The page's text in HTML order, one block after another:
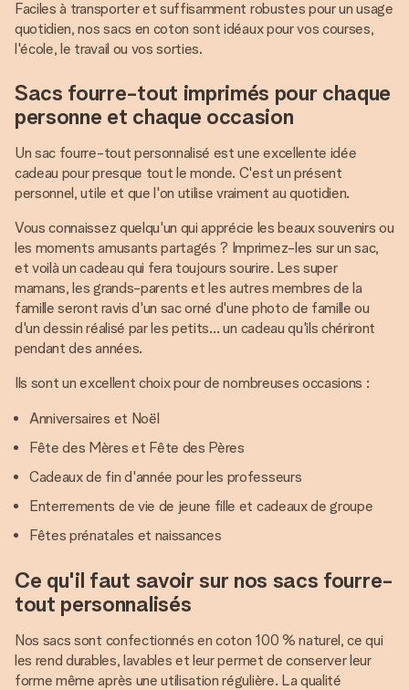
Faciles à transporter et suffisamment robustes pour un usage
quotidien, nos sacs en coton sont idéaux pour vos courses,
l'école, le travail ou vos sorties.
Sacs fourre-tout imprimés pour chaque
personne et chaque occasion
Un sac fourre-tout personnalisé est une excellente idée
cadeau pour presque tout le monde. C'est un présent
personnel, utile et que l'on utilise vraiment au quotidien.
Vous connaissez quelqu'un qui apprécie les beaux souvenirs ou
les moments amusants partagés ? Imprimez-les sur un sac,
et voilà un cadeau qui fera toujours sourire. Les super
mamans, les grands-parents et les autres membres de la
famille seront ravis d'un sac orné d'une photo de famille ou
d'un dessin réalisé par les petits… un cadeau qu'ils chériront
pendant des années.
Ils sont un excellent choix pour de nombreuses occasions :
Anniversaires et Noël
Fête des Mères et Fête des Pères
Cadeaux de fin d'année pour les professeurs
Enterrements de vie de jeune fille et cadeaux de groupe
Fêtes prénatales et naissances
Ce qu'il faut savoir sur nos sacs fourre-
tout personnalisés
Nos sacs sont confectionnés en coton 100 % naturel, ce qui
les rend durables, lavables et leur permet de conserver leur
forme même après une utilisation régulière. La qualité